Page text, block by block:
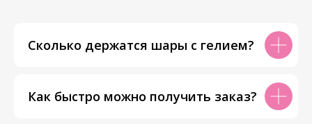
Сколько держатся шары с гелием?
Как быстро можно получить заказ?